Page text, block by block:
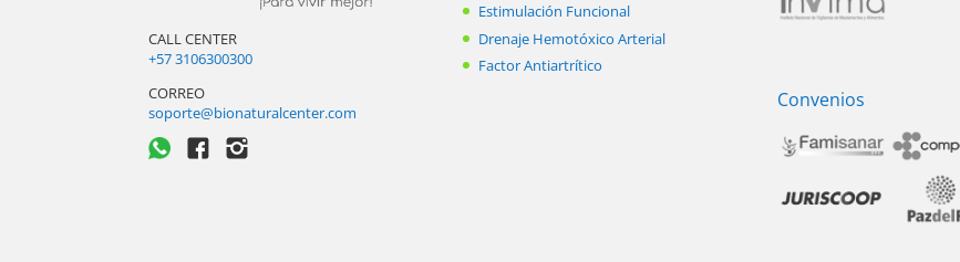
CALL CENTER
+57 3106300300
CORREO
soporte@bionaturalcenter.com
Estimulación Funcional
Drenaje Hemotóxico Arterial
Factor Antiartrítico
Convenios